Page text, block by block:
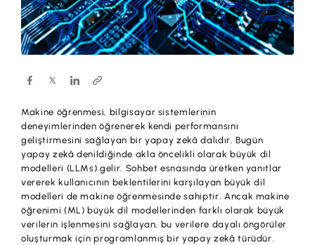
Hesaplar
Yatırım
Sigorta ve Emeklilik
Ödemeler ve Hizmetler
Kampanyalar
Başvuru Yap
ÜRÜN VE HİZMETLERİMİZ
Finansmanlar
Ticari Kartlar
POS Ürünleri
Dış Ticaret
Nakit Yönetimi
Ürün ve Hizmet Ücretleri
Makine öğrenmesi, bilgisayar sistemlerinin
deneyimlerinden öğrenerek kendi performansını
geliştirmesini sağlayan bir yapay zekâ dalıdır. Bugün
yapay zekâ denildiğinde akla öncelikli olarak büyük dil
modelleri (LLMs) gelir. Sohbet esnasında üretken yanıtlar
vererek kullanıcının beklentilerini karşılayan büyük dil
modelleri de makine öğrenmesinde sahiptir. Ancak makine
öğrenimi (ML) büyük dil modellerinden farklı olarak büyük
verilerin işlenmesini sağlayan, bu verilere dayalı öngörüler
oluşturmak için programlanmış bir yapay zekâ türüdür.